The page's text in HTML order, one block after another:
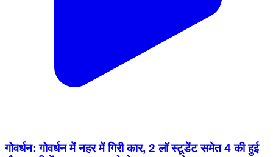
गोवर्धन: गोवर्धन में नहर में गिरी कार, 2 लॉ स्टूडेंट समेत 4 की हुई